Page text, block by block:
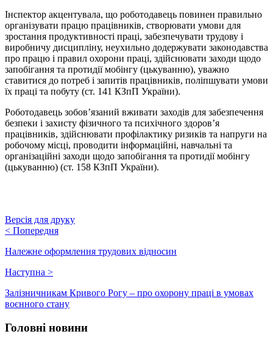
Інспектор акцентувала, що роботодавець повинен правильно
організувати працю працівників, створювати умови для
зростання продуктивності праці, забезпечувати трудову і
виробничу дисципліну, неухильно додержувати законодавства
про працю і правил охорони праці, здійснювати заходи щодо
запобігання та протидії мобінгу (цькуванню), уважно
ставитися до потреб і запитів працівників, поліпшувати умови
їх праці та побуту (ст. 141 КЗпП України).
Роботодавець зобов’язаний вживати заходів для забезпечення
безпеки і захисту фізичного та психічного здоров’я
працівників, здійснювати профілактику ризиків та напруги на
робочому місці, проводити інформаційні, навчальні та
організаційні заходи щодо запобігання та протидії мобінгу
(цькуванню) (ст. 158 КЗпП України).
Версія для друку
< Попередня
Належне оформлення трудових відносин
Наступна >
Залізничникам Кривого Рогу – про охорону праці в умовах
воєнного стану
Головні новини